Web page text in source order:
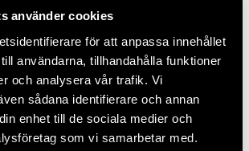
använder cookies
för att anpassa innehållet
användarna, tillhandahålla funktioner
och analysera vår trafik. Vi
sådana identifierare och annan
enhet till de sociala medier och
som vi samarbetar med.